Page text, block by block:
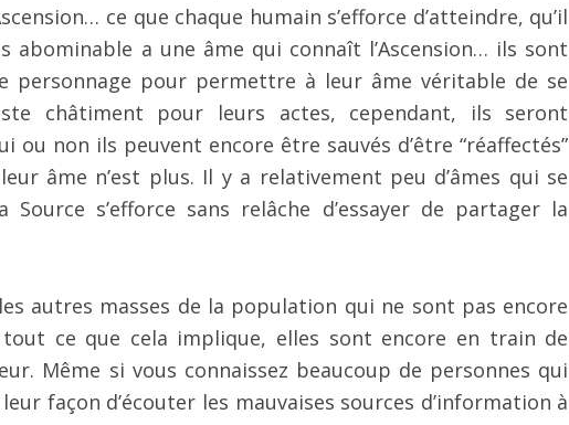
ce que chaque humain s’efforce d’atteindre, qu’il
abominable a une âme qui connaît l’Ascension… ils sont
pour permettre à leur âme véritable de se
châtiment pour leurs actes, cependant, ils seront
non ils peuvent encore être sauvés d’être “réaffectés”
âme n’est plus. Il y a relativement peu d’âmes qui se
s’efforce sans relâche d’essayer de partager la
autres masses de la population qui ne sont pas encore
tout ce que cela implique, elles sont encore en train de
Même si vous connaissez beaucoup de personnes qui
façon d’écouter les mauvaises sources d’information à